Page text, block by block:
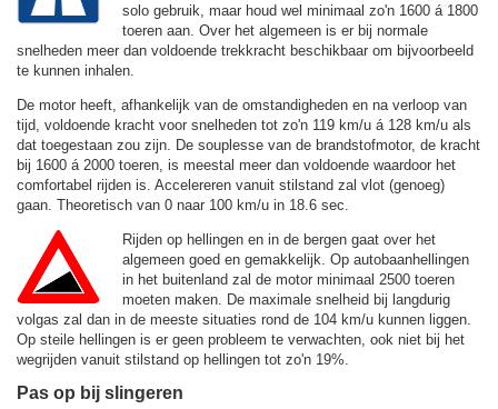
solo gebruik, maar houd wel minimaal zo'n 1600 á 1800
toeren aan. Over het algemeen is er bij normale
snelheden meer dan voldoende trekkracht beschikbaar om bijvoorbeeld
te kunnen inhalen.
De motor heeft, afhankelijk van de omstandigheden en na verloop van
tijd, voldoende kracht voor snelheden tot zo'n 119 km/u á 128 km/u als
dat toegestaan zou zijn. De souplesse van de brandstofmotor, de kracht
bij 1600 á 2000 toeren, is meestal meer dan voldoende waardoor het
comfortabel rijden is. Accelereren vanuit stilstand zal vlot (genoeg)
gaan. Theoretisch van 0 naar 100 km/u in 18.6 sec.
Rijden op hellingen en in de bergen gaat over het
algemeen goed en gemakkelijk. Op autobaanhellingen
in het buitenland zal de motor minimaal 2500 toeren
moeten maken. De maximale snelheid bij langdurig
volgas zal dan in de meeste situaties rond de 104 km/u kunnen liggen.
Op steile hellingen is er geen probleem te verwachten, ook niet bij het
wegrijden vanuit stilstand op hellingen tot zo'n 19%.
Pas op bij slingeren